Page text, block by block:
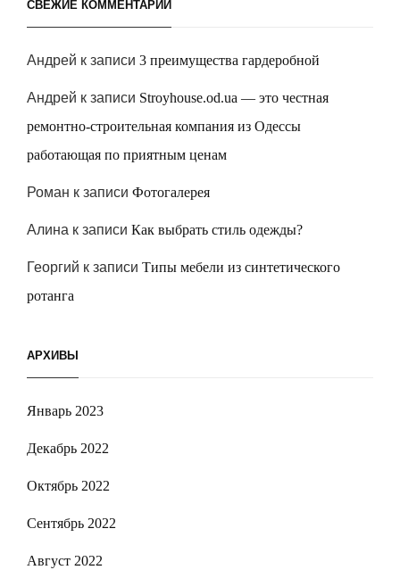
СВЕЖИЕ КОММЕНТАРИИ
Андрей к записи 3 преимущества гардеробной
Андрей к записи Stroyhouse.od.ua — это честная
ремонтно-строительная компания из Одессы
работающая по приятным ценам
Роман к записи Фотогалерея
Алина к записи Как выбрать стиль одежды?
Георгий к записи Типы мебели из синтетического
ротанга
АРХИВЫ
Январь 2023
Декабрь 2022
Октябрь 2022
Сентябрь 2022
Август 2022